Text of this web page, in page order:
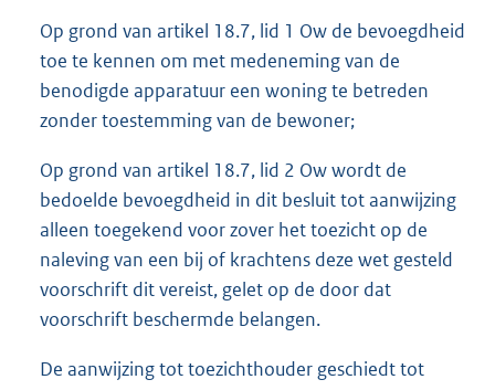
Op grond van artikel 18.7, lid 1 Ow de bevoegdheid
toe te kennen om met medeneming van de
benodigde apparatuur een woning te betreden
zonder toestemming van de bewoner;
Op grond van artikel 18.7, lid 2 Ow wordt de
bedoelde bevoegdheid in dit besluit tot aanwijzing
alleen toegekend voor zover het toezicht op de
naleving van een bij of krachtens deze wet gesteld
voorschrift dit vereist, gelet op de door dat
voorschrift beschermde belangen.
De aanwijzing tot toezichthouder geschiedt tot